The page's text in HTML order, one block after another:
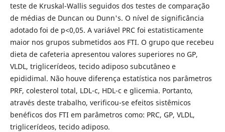
teste de Kruskal-Wallis seguidos dos testes de comparação
de médias de Duncan ou Dunn's. O nível de significância
adotado foi de p<0,05. A variável PRC foi estatisticamente
maior nos grupos submetidos aos FTI. O grupo que recebeu
dieta de cafeteria apresentou valores superiores no GP,
VLDL, triglicerídeos, tecido adiposo subcutâneo e
epididimal. Não houve diferença estatística nos parâmetros
PRF, colesterol total, LDL-c, HDL-c e glicemia. Portanto,
através deste trabalho, verificou-se efeitos sistêmicos
benéficos dos FTI em parâmetros como: PRC, GP, VLDL,
triglicerídeos, tecido adiposo.